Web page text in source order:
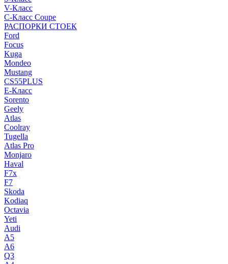
V-Класс
C-Класс Coupe
РАСПОРКИ СТОЕК
Ford
Focus
Kuga
Mondeo
Mustang
CS55PLUS
E-Класс
Sorento
Geely
Atlas
Coolray
Tugella
Atlas Pro
Monjaro
Haval
F7x
F7
Skoda
Kodiaq
Octavia
Yeti
Audi
A5
A6
Q3